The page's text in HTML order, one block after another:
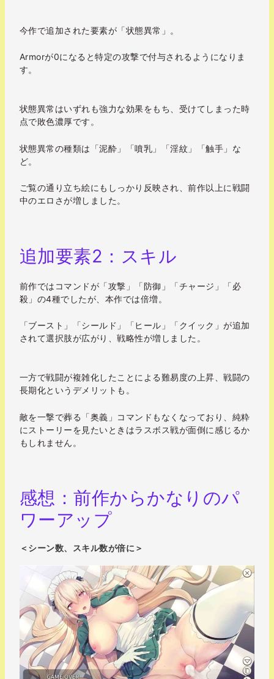
今作で追加された要素が「状態異常」。
Armorが0になると特定の攻撃で付与されるようになりま
す。
状態異常はいずれも強力な効果をもち、受けてしまった時
点で敗色濃厚です。
状態異常の種類は「泥酔」「噴乳」「淫紋」「触手」な
ど。
ご覧の通り立ち絵にもしっかり反映され、前作以上に戦闘
中のエロさが増しました。
追加要素2：スキル
前作ではコマンドが「攻撃」「防御」「チャージ」「必
殺」の4種でしたが、本作では倍増。
「ブースト」「シールド」「ヒール」「クイック」が追加
されて選択肢が広がり、戦略性が増しました。
一方で戦闘が複雑化したことによる難易度の上昇、戦闘の
長期化というデメリットも。
敵を一撃で葬る「奥義」コマンドもなくなっており、純粋
にストーリーを見たいときはラスボス戦が面倒に感じるか
もしれません。
感想：前作からかなりのパ
ワーアップ
＜シーン数、スキル数が倍に＞